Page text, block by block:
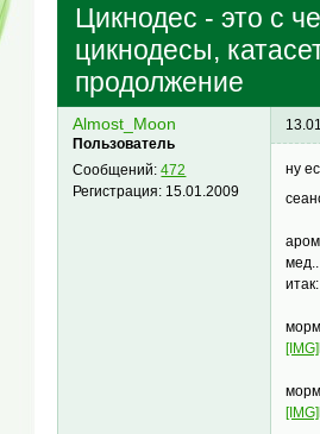
Цикнодес - это с
цикнодесы,
продолжение
Almost_Moon
Пользователь
Сообщений:472
Регистрация: 15.01.2009
ну
итак: